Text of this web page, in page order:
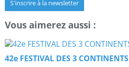
S'inscrire à la newsletter
Vous aimerez aussi :
42e FESTIVAL DES 3 CONTINENTS